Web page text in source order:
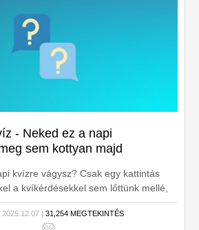
- Neked ez a napi
sem kottyan majd
kvízre vágysz? Csak egy kattintás
a kvíkérdésekkel sem lőttünk mellé,
| 31,254 MEGTEKINTÉS